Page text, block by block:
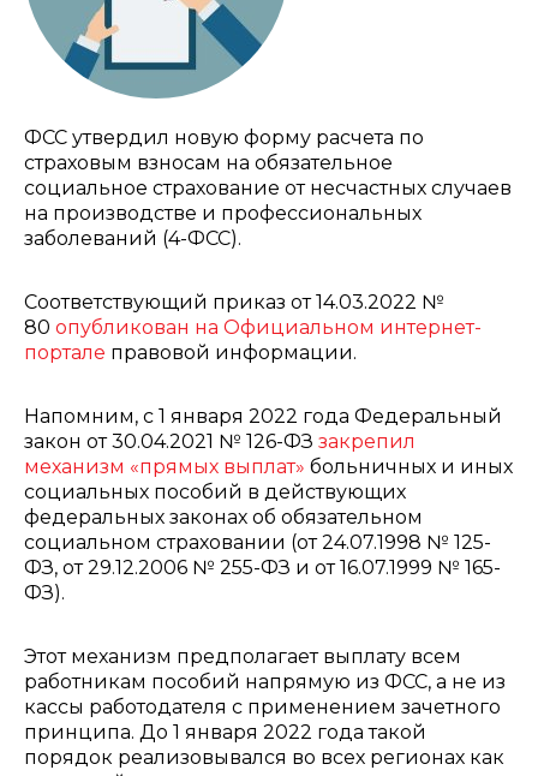
ФСС утвердил новую форму расчета по
страховым взносам на обязательное
социальное страхование от несчастных случаев
на производстве и профессиональных
заболеваний (4-ФСС).
Соответствующий приказ от 14.03.2022 №
80 опубликован на Официальном интернет-
портале правовой информации.
Напомним, с 1 января 2022 года Федеральный
закон от 30.04.2021 № 126-ФЗ закрепил
механизм «прямых выплат» больничных и иных
социальных пособий в действующих
федеральных законах об обязательном
социальном страховании (от 24.07.1998 № 125-
ФЗ, от 29.12.2006 № 255-ФЗ и от 16.07.1999 № 165-
ФЗ).
Этот механизм предполагает выплату всем
работникам пособий напрямую из ФСС, а не из
кассы работодателя с применением зачетного
принципа. До 1 января 2022 года такой
порядок реализовывался во всех регионах как